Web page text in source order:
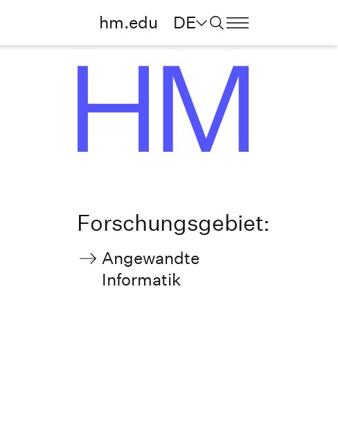
hm.edu DE
Forschungsgebiet:
Angewandte
Informatik